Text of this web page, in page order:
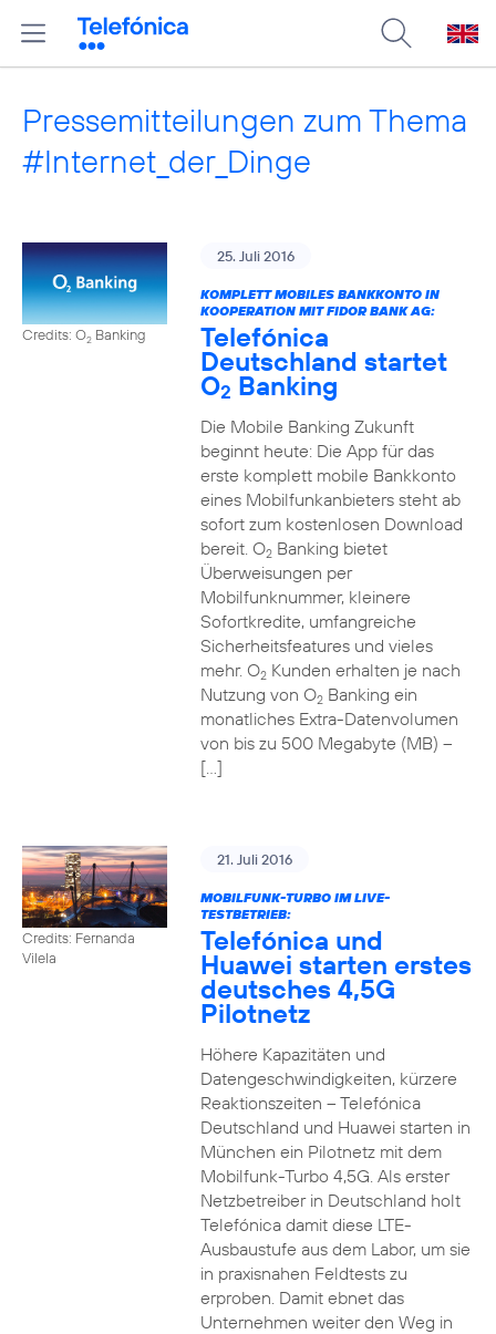
Pressemitteilungen zum Thema
#Internet_der_Dinge
Credits: O2 Banking
25. Juli 2016
KOMPLETT MOBILES BANKKONTO IN
KOOPERATION MIT FIDOR BANK AG:
Telefónica
Deutschland startet
O2 Banking
Die Mobile Banking Zukunft
beginnt heute: Die App für das
erste komplett mobile Bankkonto
eines Mobilfunkanbieters steht ab
sofort zum kostenlosen Download
bereit. O2Banking bietet
Überweisungen per
Mobilfunknummer, kleinere
Sofortkredite, umfangreiche
Sicherheitsfeatures und vieles
mehr. O2Kunden erhalten je nach
Nutzung von O2Banking ein
monatliches Extra-Datenvolumen
von bis zu 500 Megabyte (MB) –
[…]
Credits: Fernanda
Vilela
21. Juli 2016
MOBILFUNK-TURBO IM LIVE-
TESTBETRIEB:
Telefónica und
Huawei starten erstes
deutsches 4,5G
Pilotnetz
Höhere Kapazitäten und
Datengeschwindigkeiten, kürzere
Reaktionszeiten – Telefónica
Deutschland und Huawei starten in
München ein Pilotnetz mit dem
Mobilfunk-Turbo 4,5G. Als erster
Netzbetreiber in Deutschland holt
Telefónica damit diese LTE-
Ausbaustufe aus dem Labor, um sie
in praxisnahen Feldtests zu
erproben. Damit ebnet das
Unternehmen weiter den Weg in